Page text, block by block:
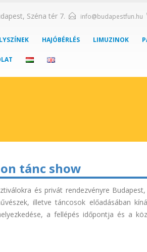
Széna tér 7. info@budapestfun.hu
HAJÓBÉRLÉS LIMUZINOK
tánc show
és privát rendezvényre
illetve táncosok előadásában
a fellépés időpontja és a